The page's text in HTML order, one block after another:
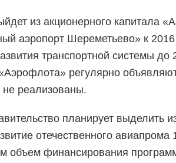
из акционерного капитала
аэропорт Шереметьево» к 2016
транспортной системы до
регулярно
реализованы.
планирует выделить
отечественного авиапрома
объем финансирования